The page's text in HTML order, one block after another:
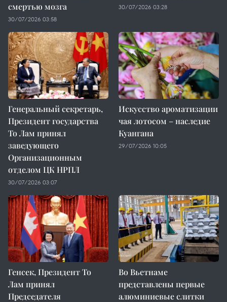
смертью мозга
30/07/2026 03:58
30/07/2026 03:28
Генеральный секретарь,
Президент государства
То Лам принял
заведующего
Организационным
отделом ЦК НРПЛ
30/07/2026 03:07
Искусство ароматизации
чая лотосом – наследие
Куангана
29/07/2026 10:05
Генсек, Президент То
Лам принял
Председателя
Во Вьетнаме
представлены первые
алюминиевые слитки